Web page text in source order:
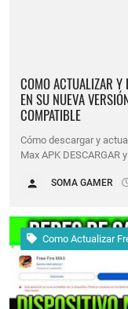
COMO ACTUALIZAR Y
EN SU NUEVA
COMPATIBLE
Cómo descargar y
Max APK DESCARGAR
SOMA GAMER
Como Actualizar